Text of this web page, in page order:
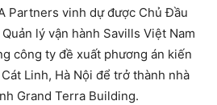
Partners vinh dự được Chủ Đầu
lý vận hành Savills Việt Nam
công ty đề xuất phương án kiến
Linh, Hà Nội để trở thành nhà
Grand Terra Building.